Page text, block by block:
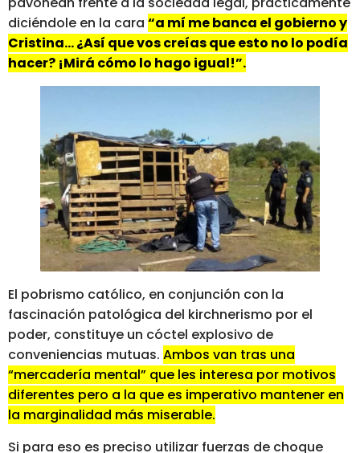
diciéndole en la cara “a mí me banca el gobierno y
Cristina… ¿Así que vos creías que esto no lo podía
hacer? ¡Mirá cómo lo hago igual!”.
El pobrismo católico, en conjunción con la
fascinación patológica del kirchnerismo por el
poder, constituye un cóctel explosivo de
conveniencias mutuas. Ambos van tras una
“mercadería mental” que les interesa por motivos
diferentes pero a la que es imperativo mantener en
la marginalidad más miserable.
Si para eso es preciso utilizar fuerzas de choque